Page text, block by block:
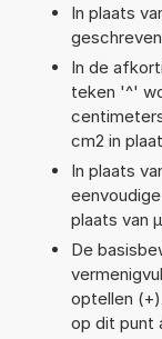
In plaats
In de
teken '^'
cm2 in
In plaats
plaats van
De
optellen
op dit punt